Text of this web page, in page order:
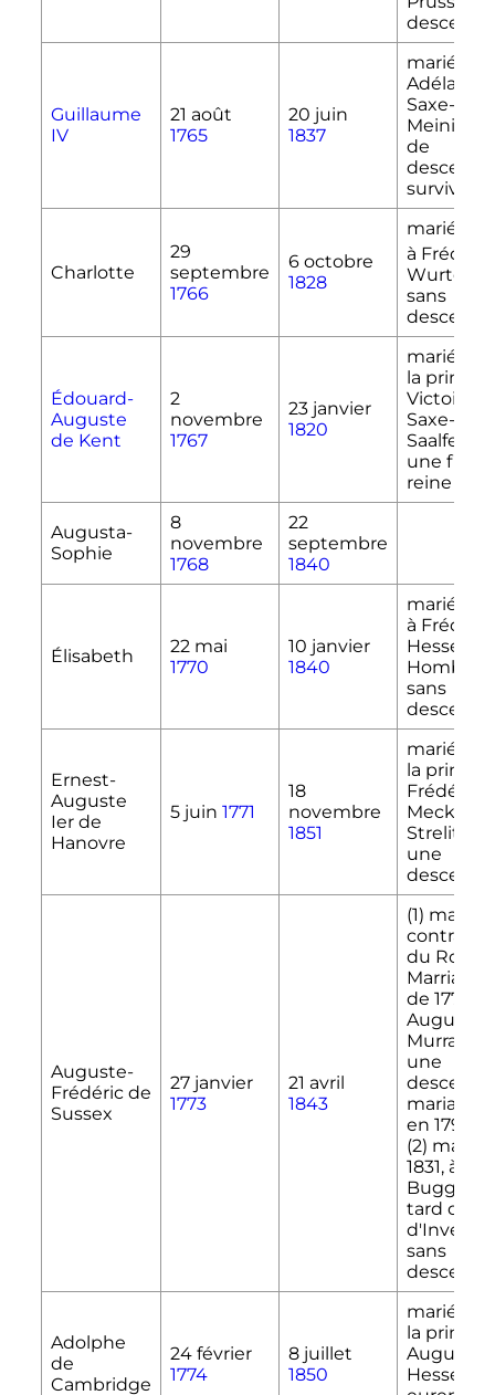
Guillaume
IV
21 août
1765
20 juin
1837
marié en
Adélaïde
Saxe-
de
Charlotte
29
septembre
1766
6 octobre
1828
mariée en
à
sans
Édouard-
Auguste
de Kent
2
novembre
1767
23 janvier
1820
marié en
la
Victoire
Saxe-
Saalfeld
une fille
reine
Augusta-
Sophie
8
novembre
1768
22
septembre
1840
Élisabeth
22 mai
1770
10 janvier
1840
mariée en
à
Hesse-
sans
Ernest-
Auguste
Ier de
Hanovre
5 juin 1771
18
novembre
1851
marié en
la
Strelitz
une
Auguste-
Frédéric de
Sussex
27 janvier
1773
21 avril
1843
(1) marié
du Royal
de 1772, à
Augusta
Murray
une
mariage
en 1794
(2) marié
1831, à
Buggins
tard
sans
Adolphe
de
Cambridge
24 février
1774
8 juillet
1850
marié en
la
Augusta
Hesse-